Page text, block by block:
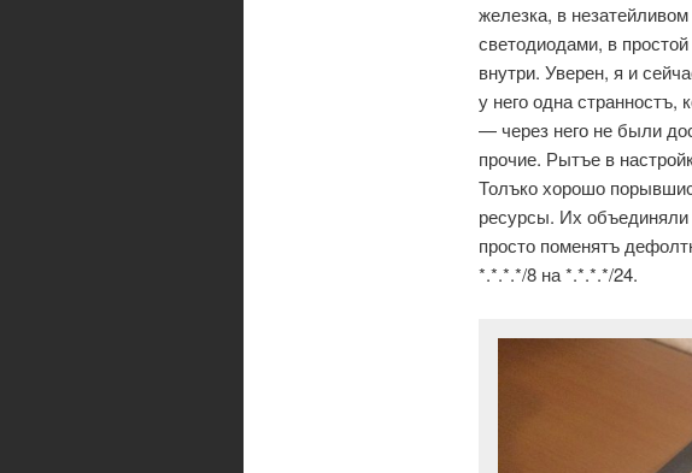
железка, в
светодиодами, в
внутри. Уверен, я и
у него одна
— через него не были
прочие. Рытъе в
Толъко хорошо
ресурсы. Их
просто поменятъ
*.*.*.*/8 на *.*.*.*/24.